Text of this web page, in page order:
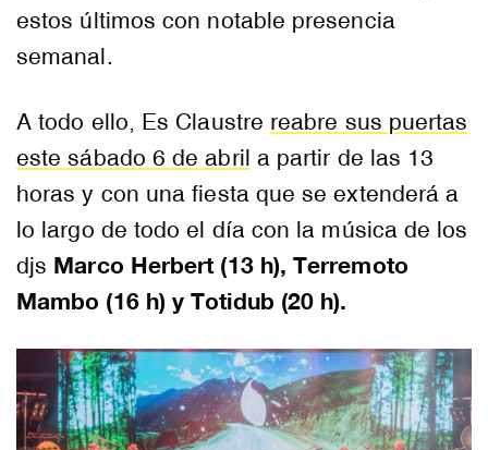
estos últimos con notable presencia
semanal.
A todo ello, Es Claustre reabre sus puertas
este sábado 6 de abril a partir de las 13
horas y con una fiesta que se extenderá a
lo largo de todo el día con la música de los
djs Marco Herbert (13 h), Terremoto
Mambo (16 h) y Totidub (20 h).